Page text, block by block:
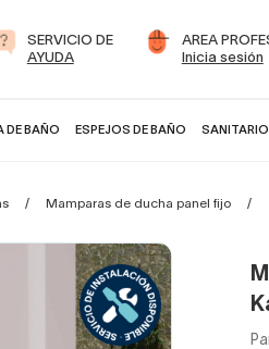
SERVICIO DE
AYUDA
AREA
Inicia sesión
DE BAÑO ESPEJOS DE BAÑO
Mamparas de ducha panel fijo